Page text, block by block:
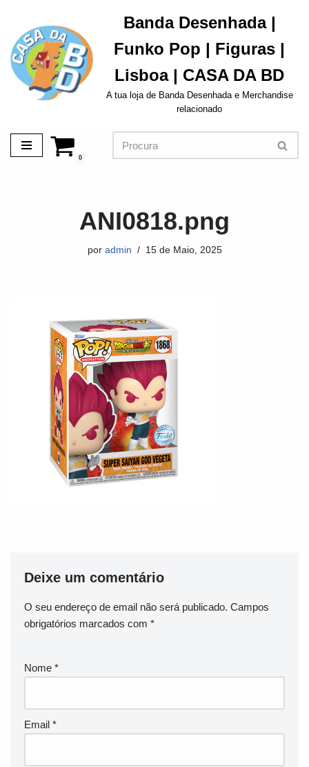
Avançar
para
o
conteúdo
Banda Desenhada |
Funko Pop | Figuras |
Lisboa | CASA DA BD
A tua loja de Banda Desenhada e Merchandise
relacionado
0
ANI0818.png
por admin 15 de Maio, 2025
Deixe um comentário
O seu endereço de email não será publicado. Campos
obrigatórios marcados com *
Nome *
Email *